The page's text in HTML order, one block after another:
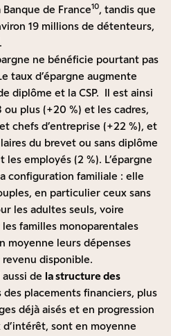
de France10, tandis que
19 millions de détenteurs,
.
ne bénéficie pourtant pas
taux d’épargne augmente
diplôme et la CSP. Il est ainsi
plus (+20 %) et les cadres,
chefs d’entreprise (+22 %), et
du brevet ou sans diplôme
les employés (2 %). L’épargne
configuration familiale : elle
en particulier ceux sans
les adultes seuls, voire
familles monoparentales
moyenne leurs dépenses
disponible.
de la structure des
des placements financiers, plus
déjà aisés et en progression
sont en moyenne